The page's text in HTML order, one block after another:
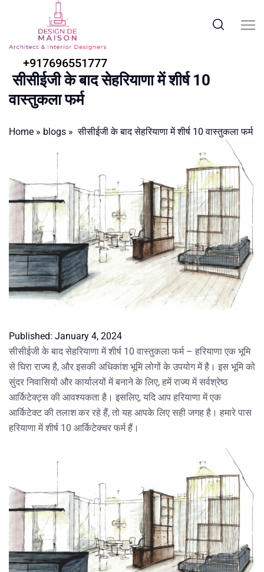
+917696551777
सीसीईजी के बाद सेहरियाणा में शीर्ष 10
वास्तुकला फर्म
Home » blogs » सीसीईजी के बाद सेहरियाणा में शीर्ष 10 वास्तुकला फर्म
Published: January 4, 2024
सीसीईजी के बाद सेहरियाणा में शीर्ष 10 वास्तुकला फर्म– हरियाणा एक भूमि
से घिरा राज्य है, और इसकी अधिकांश भूमि लोगों के उपयोग में है। इस भूमि को
सुंदर निवासियों और कार्यालयों में बनाने के लिए, हमें राज्य में सर्वश्रेष्ठ
आर्किटेक्ट्स की आवश्यकता है। इसलिए, यदि आप हरियाणा में एक
आर्किटेक्ट की तलाश कर रहे हैं, तो यह आपके लिए सही जगह है। हमारे पास
हरियाणा में शीर्ष 10 आर्किटेक्चर फर्म हैं।